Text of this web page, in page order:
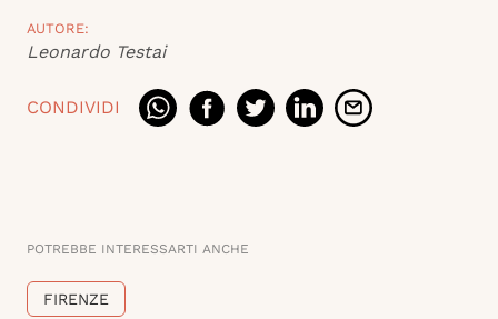
AUTORE:
Leonardo Testai
CONDIVIDI
POTREBBE INTERESSARTI ANCHE
FIRENZE